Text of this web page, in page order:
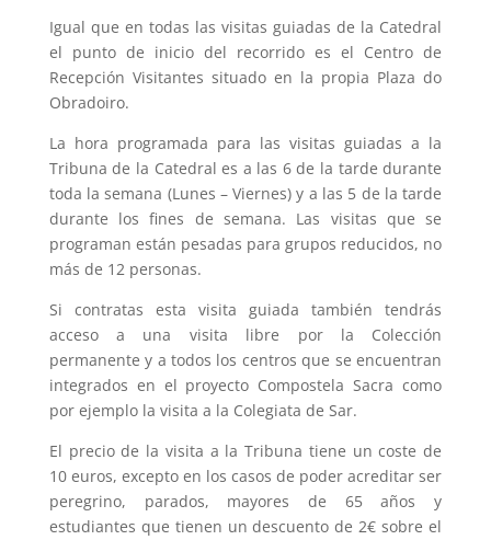
Igual que en todas las visitas guiadas de la Catedral
el punto de inicio del recorrido es el Centro de
Recepción Visitantes situado en la propia Plaza do
Obradoiro.
La hora programada para las visitas guiadas a la
Tribuna de la Catedral es a las 6 de la tarde durante
toda la semana (Lunes – Viernes) y a las 5 de la tarde
durante los fines de semana. Las visitas que se
programan están pesadas para grupos reducidos, no
más de 12 personas.
Si contratas esta visita guiada también tendrás
acceso a una visita libre por la Colección
permanente y a todos los centros que se encuentran
integrados en el proyecto Compostela Sacra como
por ejemplo la visita a la Colegiata de Sar.
El precio de la visita a la Tribuna tiene un coste de
10 euros, excepto en los casos de poder acreditar ser
peregrino, parados, mayores de 65 años y
estudiantes que tienen un descuento de 2€ sobre el